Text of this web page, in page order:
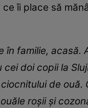
îi place să
în familie,
doi copii la
de
roșii și